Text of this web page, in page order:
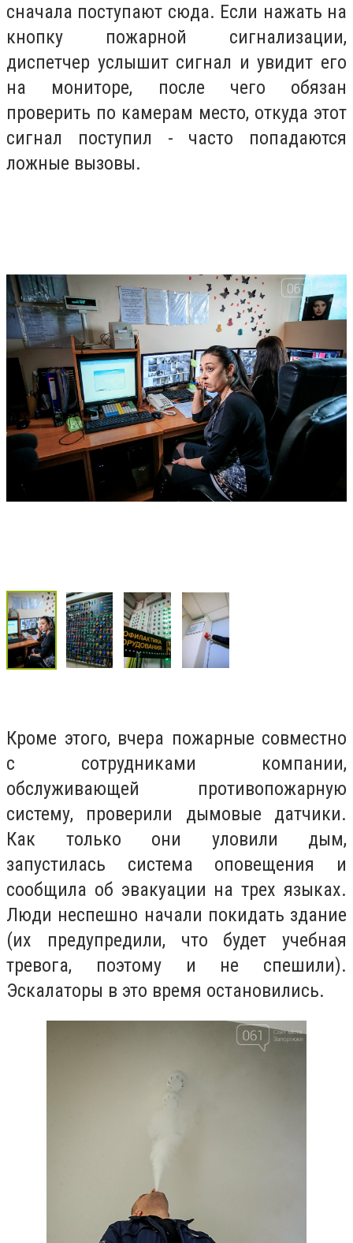
сначала поступают сюда. Если нажать на
кнопку пожарной сигнализации,
диспетчер услышит сигнал и увидит его
на мониторе, после чего обязан
проверить по камерам место, откуда этот
сигнал поступил - часто попадаются
ложные вызовы.
Кроме этого, вчера пожарные совместно
с сотрудниками компании,
обслуживающей противопожарную
систему, проверили дымовые датчики.
Как только они уловили дым,
запустилась система оповещения и
сообщила об эвакуации на трех языках.
Люди неспешно начали покидать здание
(их предупредили, что будет учебная
тревога, поэтому и не спешили).
Эскалаторы в это время остановились.